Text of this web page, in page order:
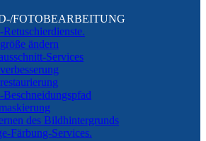
FOTOBEARBEITUNG
Retuschierdienste.
ändern
Services
Beschneidungspfad
des Bildhintergrunds
Färbung-Services.